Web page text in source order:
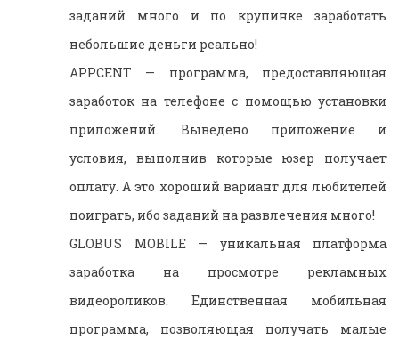
заданий много и по крупинке заработать
небольшие деньги реально!
APPCENT — программа, предоставляющая
заработок на телефоне с помощью установки
приложений. Выведено приложение и
условия, выполнив которые юзер получает
оплату. А это хороший вариант для любителей
поиграть, ибо заданий на развлечения много!
GLOBUS MOBILE — уникальная платформа
заработка на просмотре рекламных
видеороликов. Единственная мобильная
программа, позволяющая получать малые